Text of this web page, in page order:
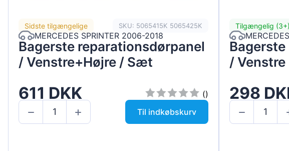
Sidste tilgængelige SKU: 5065415K 5065425K
MERCEDES SPRINTER 2006-2018
Bagerste reparationsdørpanel
/ Venstre+Højre / Sæt
611 DKK
()
Til indkøbskurv
Tilgængelig (3+)
/ Venstre
298